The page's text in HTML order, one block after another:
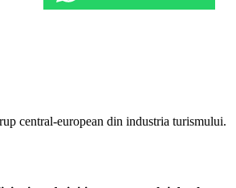
central-european din industria turismului.